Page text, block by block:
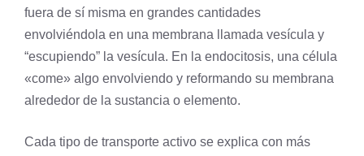
fuera de sí misma en grandes cantidades
envolviéndola en una membrana llamada vesícula y
“escupiendo” la vesícula. En la endocitosis, una célula
«come» algo envolviendo y reformando su membrana
alrededor de la sustancia o elemento.
Cada tipo de transporte activo se explica con más